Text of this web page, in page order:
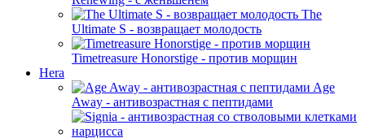
The
Ultimate S - возвращает молодость
Timetreasure Honorstige - против морщин
Hera
Age
Away - антивозрастная с пептидами